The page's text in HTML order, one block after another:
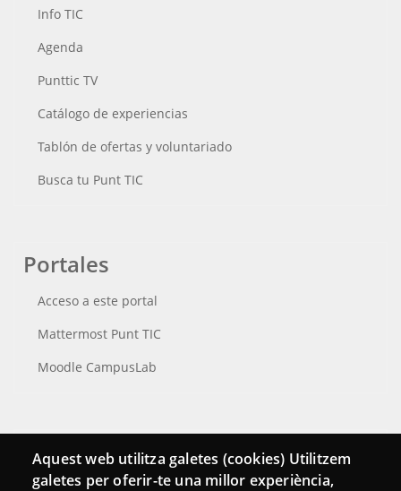
Info TIC
Agenda
Punttic TV
Catálogo de experiencias
Tablón de ofertas y voluntariado
Busca tu Punt TIC
Portales
Acceso a este portal
Mattermost Punt TIC
Moodle CampusLab
Conecta
Aquest web utilitza galetes (cookies) Utilitzem
galetes per oferir-te una millor experiència,